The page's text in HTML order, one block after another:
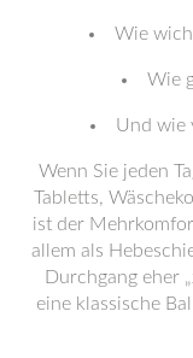
Wie
Wie
Und wie
Wenn Sie jeden
Tabletts,
ist der
allem als
Durchgang eher
eine klassische